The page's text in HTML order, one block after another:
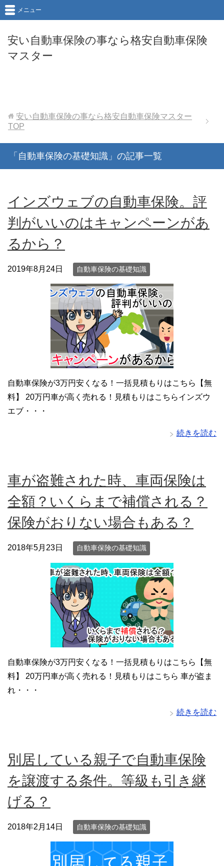
安い自動車保険の事なら格安自動車保険
マスター
メニュー
安い自動車保険の事なら格安自動車保険マスター
TOP
「自動車保険の基礎知識」の記事一覧
インズウェブの自動車保険。評
判がいいのはキャンペーンがあ
るから？
2019年8月24日 自動車保険の基礎知識
自動車保険が3万円安くなる！一括見積もりはこちら【無
料】 20万円車が高く売れる！見積もりはこちらインズウ
エブ・・・
続きを読む
車が盗難された時、車両保険は
全額？いくらまで補償される？
保険がおりない場合もある？
2018年5月23日 自動車保険の基礎知識
自動車保険が3万円安くなる！一括見積もりはこちら【無
料】 20万円車が高く売れる！見積もりはこちら 車が盗ま
れ・・・
続きを読む
別居している親子で自動車保険
を譲渡する条件。等級も引き継
げる？
2018年2月14日 自動車保険の基礎知識